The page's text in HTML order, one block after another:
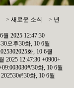
>새로운 소식 > 년
월 2025 12:47:30
오후30화, 10 6월
화, 10 6월
2025 12:47:30 +0900+
30화, 10 6월
화, 10 6월